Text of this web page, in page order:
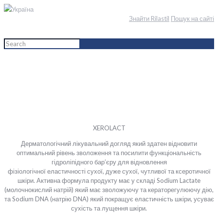
Україна
Знайти Rilastil Пошук на сайті
XEROLACT
Дерматологічний лікувальний догляд який здатен відновити
оптимальний рівень зволоження та посилити функціональність
гідроліпідного бар’єру для відновлення
фізіологічної еластичності сухої, дуже сухої, чутливої та ксеротичної
шкіри. Активна формула продукту має у складі Sodium Lactate
(молочнокислий натрій) який має зволожуючу та кераторегулюючу дію,
та Sodium DNA (натрію DNA) який покращує еластичність шкіри, усуває
сухість та лущення шкіри.